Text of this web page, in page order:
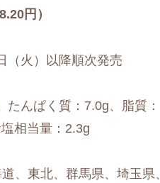
円）
（火）以降順次発売
たんぱく質：7.0g、脂質
相当量：2.3g
、東北、群馬県、埼玉